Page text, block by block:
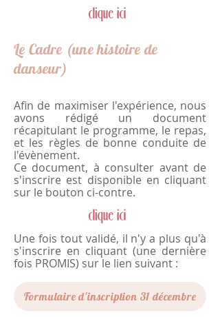
Le Cadre (une histoire de
danseur)
Afin de maximiser l'expérience, nous
avons rédigé un document
récapitulant le programme, le repas,
et les règles de bonne conduite de
l'évènement.
Ce document, à consulter avant de
s'inscrire est disponible en cliquant
sur le bouton ci-contre.
Une fois tout validé, il n'y a plus qu'à
s'inscrire en cliquant (une dernière
fois PROMIS) sur le lien suivant :
Formulaire d'inscription 31 décembre